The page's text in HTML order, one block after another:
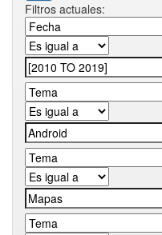
Filtros actuales: